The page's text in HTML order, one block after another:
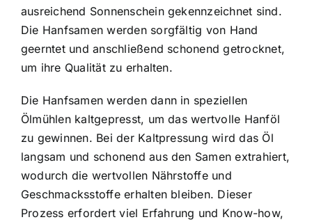
ausreichend Sonnenschein gekennzeichnet sind.
Die Hanfsamen werden sorgfältig von Hand
geerntet und anschließend schonend getrocknet,
um ihre Qualität zu erhalten.
Die Hanfsamen werden dann in speziellen
Ölmühlen kaltgepresst, um das wertvolle Hanföl
zu gewinnen. Bei der Kaltpressung wird das Öl
langsam und schonend aus den Samen extrahiert,
wodurch die wertvollen Nährstoffe und
Geschmacksstoffe erhalten bleiben. Dieser
Prozess erfordert viel Erfahrung und Know-how,